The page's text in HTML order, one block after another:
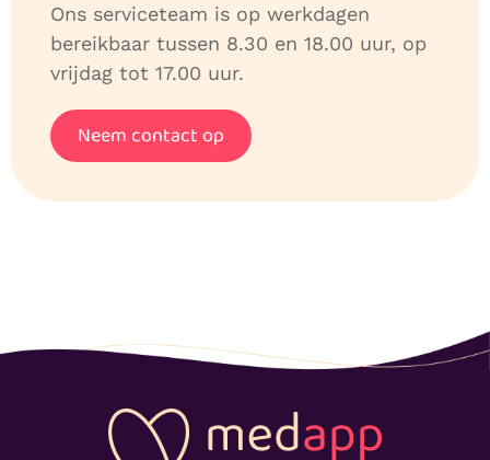
Ons serviceteam is op werkdagen
bereikbaar tussen 8.30 en 18.00 uur, op
vrijdag tot 17.00 uur.
Neem contact op